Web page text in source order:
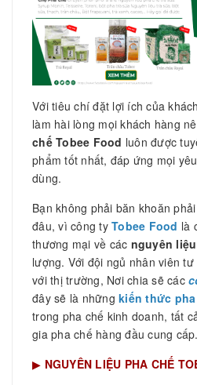
Với tiêu chí đặt lợi ích của
làm hài lòng mọi khách hàng
chế Tobee Food luôn được
phẩm tốt nhất, đáp ứng mọi
dùng.
Bạn không phải băn khoăn
đâu, vì công ty Tobee Food là
thương mại về các nguyên
lượng. Với đội ngủ nhân viên
với thị trường, Nơi chia sẽ các
đây sẽ là những kiến thức
trong pha chế kinh doanh, tất
gia pha chế hàng đầu cung cấp.
▶ NGUYÊN LIỆU PHA CHẾ